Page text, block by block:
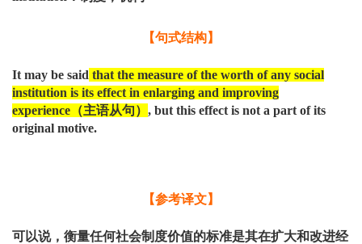
【句式结构】
It may be said that the measure of the worth of any social
institution is its effect in enlarging and improving
experience （主语从句） , but this effect is not a part of its
original motive.
【参考译文】
可以说，衡量任何社会制度价值的标准是其在扩大和改进经